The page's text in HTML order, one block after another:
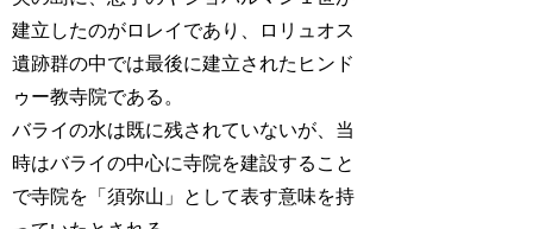
建立したのがロレイであり、ロリュオス
遺跡群の中では最後に建立されたヒンド
ゥー教寺院である。
バライの水は既に残されていないが、当
時はバライの中心に寺院を建設すること
で寺院を「須弥山」として表す意味を持